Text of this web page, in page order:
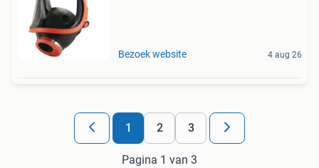
Bezoek website 4 aug 26
1 2 3
Pagina 1 van 3